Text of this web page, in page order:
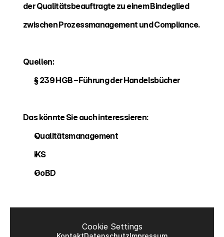
der Qualitätsbeauftragte zu einem Bindeglied
zwischen Prozessmanagement und Compliance.
Quellen:
§ 239 HGB – Führung der Handelsbücher
Das könnte Sie auch interessieren:
Qualitätsmanagement
IKS
GoBD
Cookie Settings